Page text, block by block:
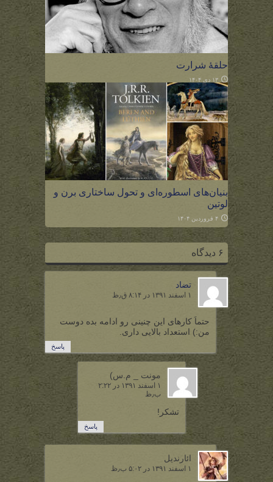
حلقهٔ شرارت
۱۳ دی ۱۴۰۴
بنیان‌های اسطوره‌ای و تحول ساختاری برن و
لوتین
۴ فروردین ۱۴۰۴
۶ دیدگاه
تضاد
۱ اسفند ۱۳۹۱ در ۸:۱۴ ق٫ظ
حتماً کارهای این چنینی رو ادامه بده دوست
من:) استعداد بالایی داری.
پاسخ
مونت _ م.س)
۱ اسفند ۱۳۹۱ در ۲:۲۲
ب٫ظ
تشکر!
پاسخ
ائارندیل
۱ اسفند ۱۳۹۱ در ۵:۰۲ ب٫ظ